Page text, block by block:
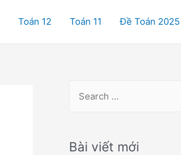
Toán 12 Toán 11 Đề Toán 2025
rBài viết mới